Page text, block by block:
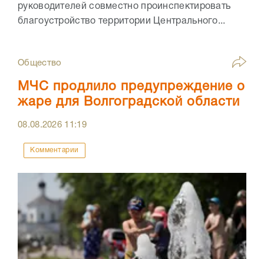
руководителей совместно проинспектировать
благоустройство территории Центрального...
Общество
МЧС продлило предупреждение о
жаре для Волгоградской области
08.08.2026 11:19
Комментарии